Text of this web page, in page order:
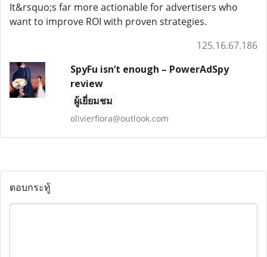
It&rsquo;s far more actionable for advertisers who
want to improve ROI with proven strategies.
125.16.67.186
SpyFu isn’t enough – PowerAdSpy
review
ผู้เยี่ยมชม
olivierfiora@outlook.com
ตอบกระทู้